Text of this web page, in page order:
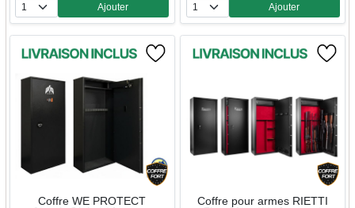
Quantité
Ajouter
Quantité
Ajouter
Coffre WE PROTECT
Coffre pour armes RIETTI